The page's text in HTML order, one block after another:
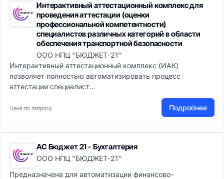
Интерактивный аттестационный комплекс для
проведения аттестации (оценки
профессиональной компетентности)
специалистов различных категорий в области
обеспечения транспортной безопасности
ООО НПЦ "БЮДЖЕТ-21"
Интерактивный аттестационный комплекс (ИАК)
позволяет полностью автоматизировать процесс
аттестации специалист...
Цена по запросу Подробнее
АС Бюджет 21 - Бухгалтерия
ООО НПЦ "БЮДЖЕТ-21"
Предназначена для автоматизации финансово-